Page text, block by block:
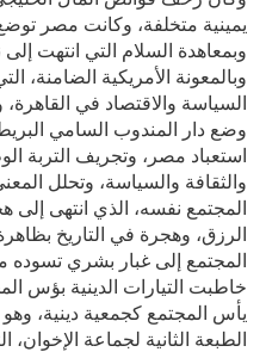
يمينية متخلفة، وكانت مصر
وبمعاهدة السلام التي انتهت
وبالمعونة الأمريكية الضامنة،
السياسة والاقتصاد في القاهرة،
وضع دار المندوب السامي
استعباد مصر، وتجريف التربة
والثقافة والسياسة، وتحلل
المجتمع نفسه، الذي انتهى إلى
الرزق، وهجرة في التاريخ
المجتمع إلى غبار بشري
خاطبت التيارات الدينية بؤس
يأس المجتمع كجمعية دينية، وهو
الطبعة الثانية لجماعة